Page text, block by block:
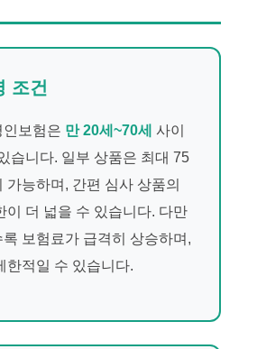
조건
보험은 만 20세~70세 사이
습니다. 일부 상품은 최대 75
가능하며, 간편 심사 상품의
이 더 넓을 수 있습니다. 다만
보험료가 급격히 상승하며,
한적일 수 있습니다.